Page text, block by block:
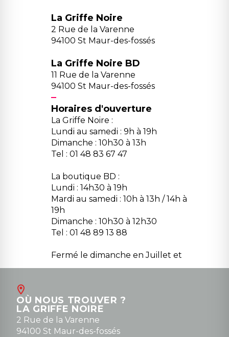
La Griffe Noire
2 Rue de la Varenne
94100 St Maur-des-fossés
La Griffe Noire BD
11 Rue de la Varenne
94100 St Maur-des-fossés
Horaires d'ouverture
La Griffe Noire :
Lundi au samedi : 9h à 19h
Dimanche : 10h30 à 13h
Tel : 01 48 83 67 47
La boutique BD :
Lundi : 14h30 à 19h
Mardi au samedi : 10h à 13h / 14h à
19h
Dimanche : 10h30 à 12h30
Tel : 01 48 89 13 88
Fermé le dimanche en Juillet et
Août
contact@la-griffe-noire.com
0148836747
OÙ NOUS TROUVER ?
LA GRIFFE NOIRE
2 Rue de la Varenne
94100 St Maur-des-fossés